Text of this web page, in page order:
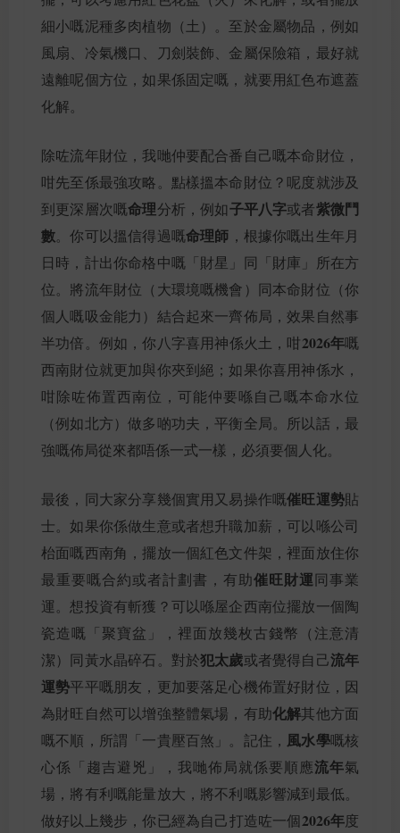
細小嘅泥種多肉植物（土）。至於金屬物品，例如
風扇、冷氣機口、刀劍裝飾、金屬保險箱，最好就
遠離呢個方位，如果係固定嘅，就要用紅色布遮蓋
化解。
除咗流年財位，我哋仲要配合番自己嘅本命財位，
咁先至係最強攻略。點樣搵本命財位？呢度就涉及
到更深層次嘅命理分析，例如子平八字或者紫微鬥
數。你可以搵信得過嘅命理師 ，根據你嘅出生年月
日時，計出你命格中嘅「財星」同「財庫」所在方
位。將流年財位（大環境嘅機會）同本命財位（你
個人嘅吸金能力）結合起來一齊佈局，效果自然事
半功倍。例如，你八字喜用神係火土，咁2026年嘅
西南財位就更加與你夾到絕；如果你喜用神係水，
咁除咗佈置西南位，可能仲要喺自己嘅本命水位
（例如北方）做多啲功夫，平衡全局。所以話，最
強嘅佈局從來都唔係一式一樣，必須要個人化。
最後，同大家分享幾個實用又易操作嘅催旺運勢貼
士。如果你係做生意或者想升職加薪，可以喺公司
枱面嘅西南角，擺放一個紅色文件架，裡面放住你
最重要嘅合約或者計劃書，有助催旺財運同事業
運。想投資有斬獲？可以喺屋企西南位擺放一個陶
瓷造嘅「聚寶盆」，裡面放幾枚古錢幣（注意清
潔）同黃水晶碎石。對於犯太歲或者覺得自己流年
運勢平平嘅朋友，更加要落足心機佈置好財位，因
為財旺自然可以增強整體氣場，有助化解其他方面
嘅不順，所謂「一貴壓百煞」。記住， 風水學嘅核
心係「趨吉避兇」，我哋佈局就係要順應流年氣
場，將有利嘅能量放大，將不利嘅影響減到最低。
做好以上幾步，你已經為自己打造咗一個2026年度